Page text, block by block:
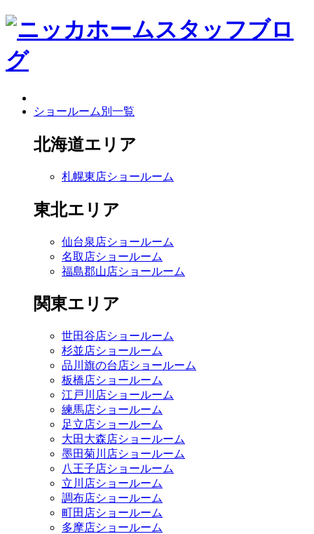
ショールーム別一覧
北海道エリア
札幌東店ショールーム
東北エリア
仙台泉店ショールーム
名取店ショールーム
福島郡山店ショールーム
関東エリア
世田谷店ショールーム
杉並店ショールーム
品川旗の台店ショールーム
板橋店ショールーム
江戸川店ショールーム
練馬店ショールーム
足立店ショールーム
大田大森店ショールーム
墨田菊川店ショールーム
八王子店ショールーム
立川店ショールーム
調布店ショールーム
町田店ショールーム
多摩店ショールーム